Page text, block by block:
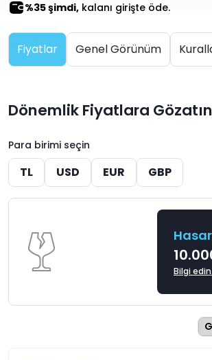
%35 şimdi, kalanı girişte öde.
Fiyatlar Genel Görünüm
Dönemlik Fiyatlara Gözatın
Para birimi seçin
TL USD EUR GBP
Bilgi edin.